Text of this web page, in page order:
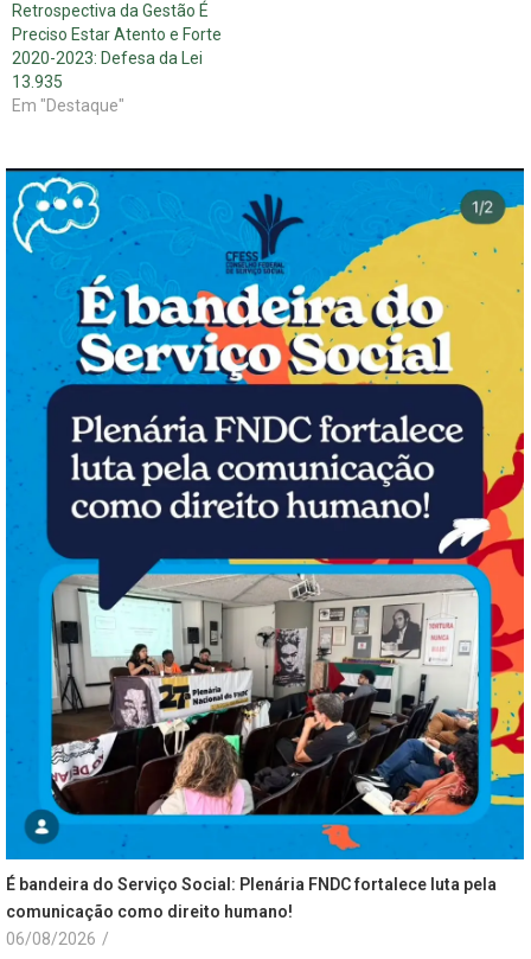
Retrospectiva da Gestão É
Preciso Estar Atento e Forte
2020-2023: Defesa da Lei
13.935
Em "Destaque"
É bandeira do Serviço Social: Plenária FNDC fortalece luta pela
comunicação como direito humano!
06/08/2026 /